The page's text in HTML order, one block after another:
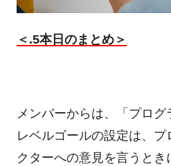
＜ .5本日のまとめ＞
メンバーからは、「プロ
レベルゴールの設定は、
クターへの意見を言うとき